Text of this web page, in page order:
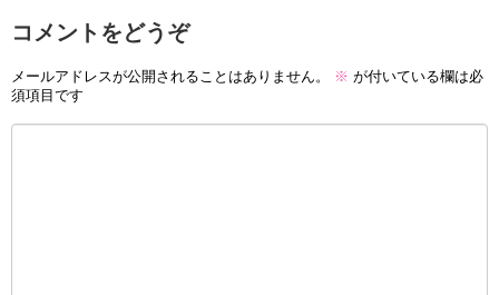
コメントをどうぞ
メールアドレスが公開されることはありません。 ※ が付いている欄は必
須項目です